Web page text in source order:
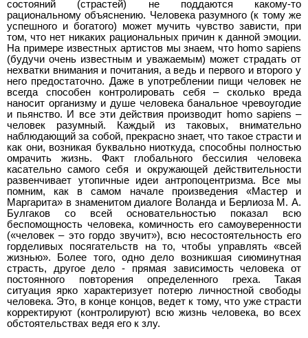
состояний (страстей) не поддаются какому-то
рациональному объяснению. Человека разумного (к тому же
успешного и богатого) может мучить чувство зависти, при
том, что нет никаких рациональных причин к данной эмоции.
На примере известных артистов мы знаем, что homo sapiens
(будучи очень известным и уважаемым) может страдать от
нехватки внимания и почитания, а ведь и первого и второго у
него предостаточно. Даже в употреблении пищи человек не
всегда способен контролировать себя – сколько вреда
наносит организму и душе человека банальное чревоугодие
и пьянство. И все эти действия производит homo sapiens –
человек разумный. Каждый из таковых, внимательно
наблюдающий за собой, прекрасно знает, что такое страсти и
как они, возникая буквально ниоткуда, способны полностью
омрачить жизнь. Факт глобального бессилия человека
касательно самого себя и окружающей действительности
развенчивает утопичные идеи антропоцентризма. Все мы
помним, как в самом начале произведения «Мастер и
Маргарита» в знаменитом диалоге Воланда и Берлиоза М. А.
Булгаков со всей основательностью показал всю
беспомощность человека, комичность его самоуверенности
(«человек – это гордо звучит»), всю несостоятельность его
горделивых посягательств на то, чтобы управлять «всей
жизнью». Более того, одно дело возникшая сиюминутная
страсть, другое дело - прямая зависимость человека от
постоянного повторения определенного греха. Такая
ситуация ярко характеризует потерю личностной свободы
человека. Это, в конце концов, ведет к тому, что уже страсти
корректируют (контролируют) всю жизнь человека, во всех
обстоятельствах ведя его к злу.